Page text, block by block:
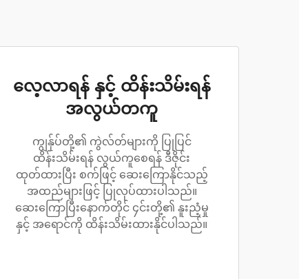
လေ့လာရန် နှင့် ထိန်းသိမ်းရန်
အလွယ်တကူ
ကျွန်ုပ်တို့၏ ကွဲလ်တ်များကို ပြုပြင်
ထိန်းသိမ်းရန် လွယ်ကူစေရန် ဒီဇိုင်း
ထုတ်ထားပြီး စက်ဖြင့် ဆေးကြောနိုင်သည့်
အထည်များဖြင့် ပြုလုပ်ထားပါသည်။
ဆေးကြောပြီးနောက်တိုင် ၄င်းတို့၏ နူးညံ့မှု
နှင့် အရောင်ကို ထိန်းသိမ်းထားနိုင်ပါသည်။